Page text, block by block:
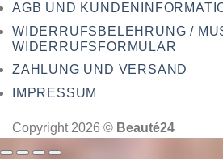
AGB UND
WIDERRUFSBELEHRUNG /
WIDERRUFSFORMULAR
ZAHLUNG UND VERSAND
IMPRESSUM
Copyright 2026 © Beauté24